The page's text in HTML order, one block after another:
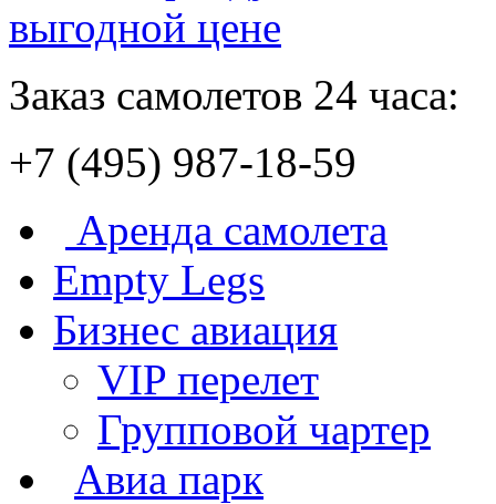
Заказ самолетов 24 часа:
+7 (495) 987-18-59
Аренда самолета
Empty Legs
Бизнес авиация
VIP перелет
Групповой чартер
Авиа парк